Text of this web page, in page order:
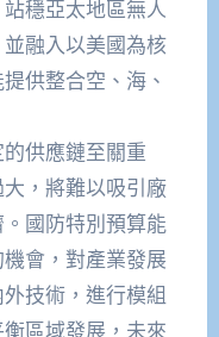
穩亞太地區無人
融入以美國為核
供整合空、海、
供應鏈至關重
，將難以吸引廠
國防特別預算能
會，對產業發展
技術，進行模組
區域發展，未來